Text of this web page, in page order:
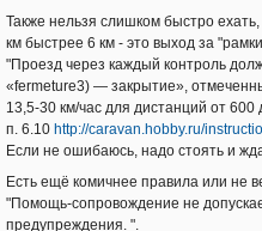
Также нельзя слишком быстро
км быстрее 6 км - это выход за
"Проезд через каждый контроль
«fermeture3) — закрытие»,
13,5-30 км/час для дистанций от 600
п. 6.10 http://caravan.hobby.ru/
Если не ошибаюсь, надо стоять и
Есть ещё комичнее правила или не
"Помощь-сопровождение не
предупреждения. ".